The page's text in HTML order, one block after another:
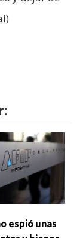
espió unas